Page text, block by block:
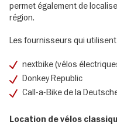
permet également de
région.
Les fournisseurs qui
nextbike (vélos
Donkey Republic
Call-a-Bike de la
Location de vélos